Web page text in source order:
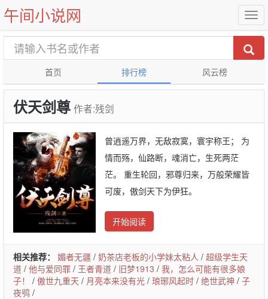
午间小说网
首页 排行榜 风云榜
伏天剑尊 作者:残剑
曾逍遥万界，无敌寂寞，寰宇称王； 为
情而殇，仙路断，魂消亡，生死两茫
茫。 重生轮回，邪尊归来，万般荣耀皆
可废，傲剑天下为伊狂。
开始阅读
相关推荐： 媚者无疆 / 奶茶店老板的小学妹太粘人 / 超级学生天
道 / 他与爱同罪 / 王者青道 / 旧梦1913 / 我，怎么可能有很多娘
子！
/ 傲世九重天 / 月亮本来没有光 / 琅琊风起时 / 绝世武神 / 子
夜鸮 /